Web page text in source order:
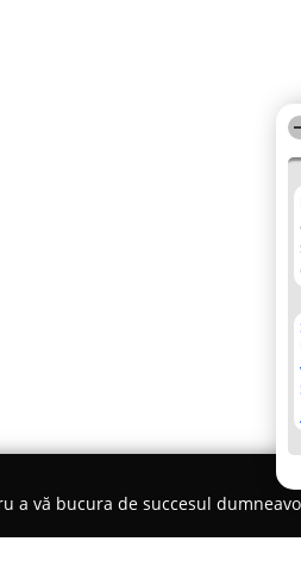
a vă bucura de succesul